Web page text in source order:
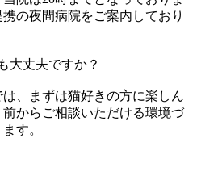
の夜間病院をご案内しており
大丈夫ですか？
、まずは猫好きの方に楽しん
からご相談いただける環境づ
す。